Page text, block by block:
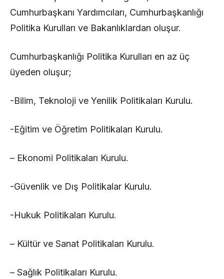
Cumhurbaşkanı Yardımcıları, Cumhurbaşkanlığı
Politika Kurulları ve Bakanlıklardan oluşur.
Cumhurbaşkanlığı Politika Kurulları en az üç
üyeden oluşur;
-Bilim, Teknoloji ve Yenilik Politikaları Kurulu.
-Eğitim ve Öğretim Politikaları Kurulu.
– Ekonomi Politikaları Kurulu.
-Güvenlik ve Dış Politikalar Kurulu.
-Hukuk Politikaları Kurulu.
– Kültür ve Sanat Politikaları Kurulu.
– Sağlık Politikaları Kurulu.